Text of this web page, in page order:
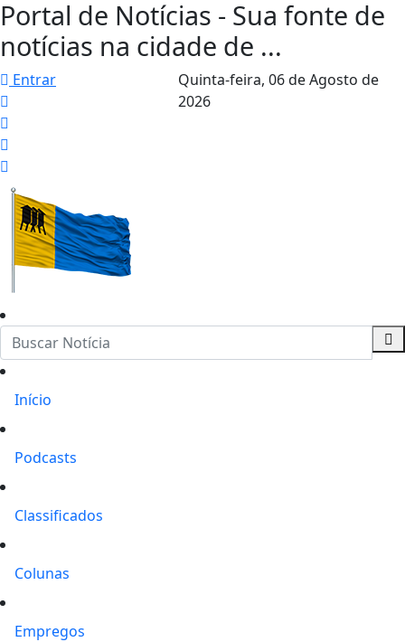
Portal de Notícias - Sua fonte de
notícias na cidade de ...
Entrar Quinta-feira, 06 de Agosto de
2026
Início
Podcasts
Classificados
Colunas
Empregos